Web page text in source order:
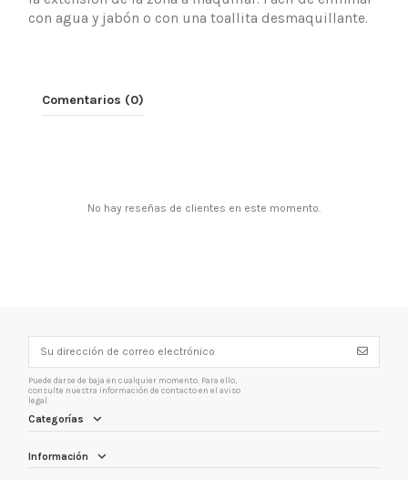
con agua y jabón o con una toallita desmaquillante.
Comentarios (0)
No hay reseñas de clientes en este momento.
Puede darse de baja en cualquier momento. Para ello,
consulte nuestra información de contacto en el aviso
legal.
Categorías
Información